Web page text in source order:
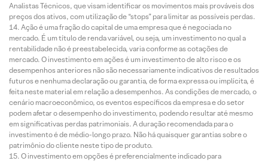
Analistas Técnicos, que visam identificar os movimentos mais prováveis dos
preços dos ativos, com utilização de “stops” para limitar as possíveis perdas.
Ação é uma fração do capital de uma empresa que é negociada no
mercado. É um título de renda variável, ou seja, um investimento no qual a
rentabilidade não é preestabelecida, varia conforme as cotações de
mercado. O investimento em ações é um investimento de alto risco e os
desempenhos anteriores não são necessariamente indicativos de resultados
futuros e nenhuma declaração ou garantia, de forma expressa ou implícita, é
feita neste material em relação a desempenhos. As condições de mercado, o
cenário macroeconômico, os eventos específicos da empresa e do setor
podem afetar o desempenho do investimento, podendo resultar até mesmo
em significativas perdas patrimoniais. A duração recomendada para o
investimento é de médio-longo prazo. Não há quaisquer garantias sobre o
patrimônio do cliente neste tipo de produto.
O investimento em opções é preferencialmente indicado para